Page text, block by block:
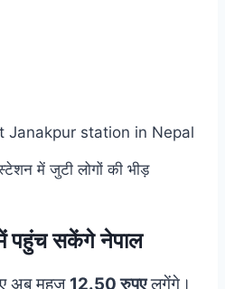
में जुटी लोगों की भीड़
पहुंच सकेंगे नेपाल
अब महज 12.50 रुपएलगेंगे।